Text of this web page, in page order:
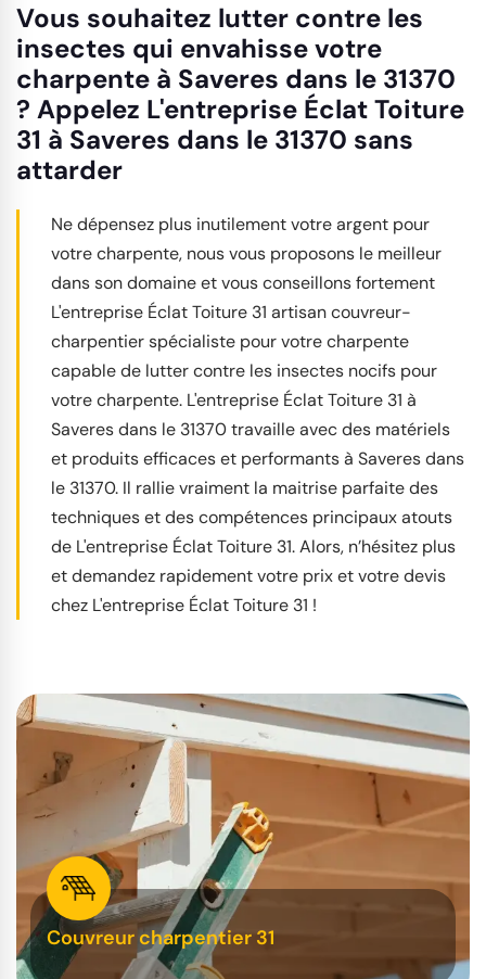
Vous souhaitez lutter contre les
insectes qui envahisse votre
charpente à Saveres dans le 31370
? Appelez L'entreprise Éclat Toiture
31 à Saveres dans le 31370 sans
attarder
Ne dépensez plus inutilement votre argent pour
votre charpente, nous vous proposons le meilleur
dans son domaine et vous conseillons fortement
L'entreprise Éclat Toiture 31 artisan couvreur-
charpentier spécialiste pour votre charpente
capable de lutter contre les insectes nocifs pour
votre charpente. L'entreprise Éclat Toiture 31 à
Saveres dans le 31370 travaille avec des matériels
et produits efficaces et performants à Saveres dans
le 31370. Il rallie vraiment la maitrise parfaite des
techniques et des compétences principaux atouts
de L'entreprise Éclat Toiture 31. Alors, n’hésitez plus
et demandez rapidement votre prix et votre devis
chez L'entreprise Éclat Toiture 31 !
Couvreur charpentier 31